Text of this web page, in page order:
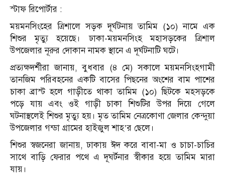
স্টাফ রিপোর্টার :
ময়মন‌সিং‌হের ত্রিশ‌া‌লে সড়ক দূর্ঘটনায় তা‌মিম (১০) না‌মে এক
শিশুর মৃত্যু হ‌য়ে‌ছে। ঢাকা-ময়মন‌সিংহ মহাসড়কের ত্রিশাল
উপ‌জেলার নূরুর দোকান নামক স্থা‌নে এ দূর্ঘটনা‌টি ঘ‌টে।
প্রত‌্যক্ষদর্শীরা জানায়, বুধবার (৪ মে) সকা‌লে ময়মন‌সিংহগামী
তান‌জিম প‌রিবহ‌নের এক‌টি বা‌সের পিছ‌নের অং‌শের বাম পা‌শের
চাকা ব্রাস্ট হ‌লে গাড়ীতে থাকা তা‌মিম (১০) ছিট‌কে মহসড়‌কে
প‌ড়ে যায় এবং ওই গাড়ী চাকা শিশু‌টির উপর দি‌য়ে গে‌লে
ঘটনাস্থলেই শিশু‌র মৃত্যু হয়। মৃত তা‌মিম নেত্রকোণা জেলার কেন্দুয়া
উপ‌জেলার গন্ডা গ্রা‌মের হাইজুল শাহ’র ছে‌লে।
শিশুর স্বজ‌নেরা জানায়, ঢাকায় ঈদ ক‌রে বাবা-মা ও চাচা-চা‌চির
সা‌থে বা‌ড়ি ফেরার প‌থে এ দূঘর্টনার স্বীকার হয়ে তা‌মিম মারা
যায়।